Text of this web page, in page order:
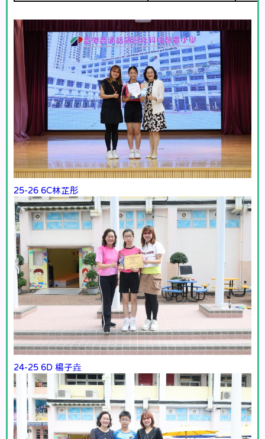
25-26 6C林芷彤
24-25 6D 楊子垚